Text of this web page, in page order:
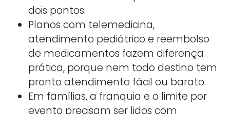
dois pontos.
Planos com telemedicina,
atendimento pediátrico e reembolso
de medicamentos fazem diferença
prática, porque nem todo destino tem
pronto atendimento fácil ou barato.
Em famílias, a franquia e o limite por
evento precisam ser lidos com